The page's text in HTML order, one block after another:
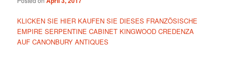
KLICKEN SIE HIER KAUFEN SIE DIESES FRANZÖSISCHE
EMPIRE SERPENTINE CABINET KINGWOOD CREDENZA
AUF CANONBURY ANTIQUES